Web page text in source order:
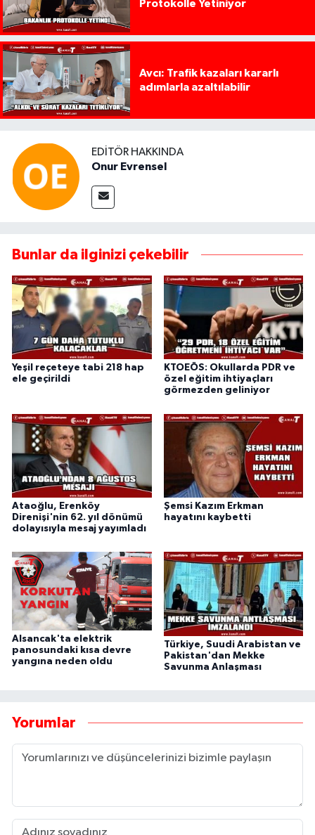
Protokolle Yetiniyor
Avcı: Trafik kazaları kararlı
adımlarla azaltılabilir
EDITÖR HAKKINDA
Onur Evrensel
Bunlar da ilginizi çekebilir
Yeşil reçeteye tabi 218 hap
ele geçirildi
KTOEÖS: Okullarda PDR ve
özel eğitim ihtiyaçları
görmezden geliniyor
Ataoğlu, Erenköy
Direnişi'nin 62. yıl dönümü
dolayısıyla mesaj yayımladı
Şemsi Kazım Erkman
hayatını kaybetti
Alsancak'ta elektrik
panosundaki kısa devre
yangına neden oldu
Türkiye, Suudi Arabistan ve
Pakistan'dan Mekke
Savunma Anlaşması
Yorumlar